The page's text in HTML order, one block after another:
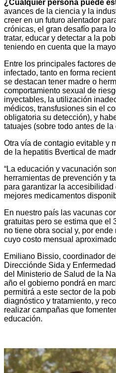
¿Cualquier persona puede
avances de la ciencia y la
creer en un futuro alentador
crónicas, el gran desafío para
tratar, educar y detectar a la
teniendo en cuenta que la
Entre los principales factores
infectado, tanto en forma
se destacan tener madre o
comportamiento sexual de
inyectables, la utilización
médicos, transfusiones sin el
obligatoria su detección), y
tatuajes (sobre todo antes de la
Otra vía de contagio evitable y
de la hepatitis Bvertical de
“La educación y vacunación
herramientas de prevención y
para garantizar la
mejores medicamentos
En nuestro país las vacunas
gratuitas pero se estima que el
no tiene obra social y, por
cuyo costo mensual
Emiliano Bissio, coordinador
Direcciónde Sida y
del Ministerio de Salud de la
año el gobierno pondrá en
permitirá a este sector de la
diagnóstico y tratamiento, y
realizar campañas que
educación.